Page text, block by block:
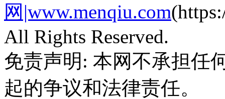
网|www.menqiu.com
All Rights Reserved.
免责声明: 本网不承担任
起的争议和法律责任。